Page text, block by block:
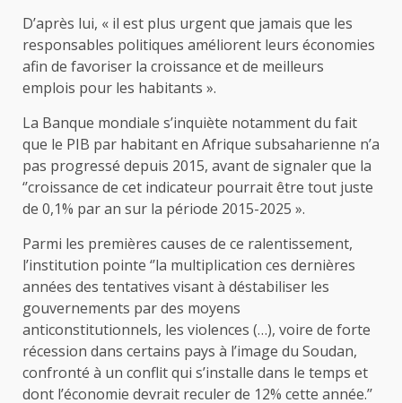
D’après lui, « il est plus urgent que jamais que les
responsables politiques améliorent leurs économies
afin de favoriser la croissance et de meilleurs
emplois pour les habitants ».
La Banque mondiale s’inquiète notamment du fait
que le PIB par habitant en Afrique subsaharienne n’a
pas progressé depuis 2015, avant de signaler que la
‘’croissance de cet indicateur pourrait être tout juste
de 0,1% par an sur la période 2015-2025 ».
Parmi les premières causes de ce ralentissement,
l’institution pointe ‘’la multiplication ces dernières
années des tentatives visant à déstabiliser les
gouvernements par des moyens
anticonstitutionnels, les violences (…), voire de forte
récession dans certains pays à l’image du Soudan,
confronté à un conflit qui s’installe dans le temps et
dont l’économie devrait reculer de 12% cette année.’’